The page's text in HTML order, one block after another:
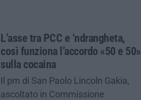
L’asse tra PCC e ‘ndrangheta,
così funziona l’accordo «50 e 50»
sulla cocaina
Il pm di San Paolo Lincoln Gakia,
ascoltato in Commissione